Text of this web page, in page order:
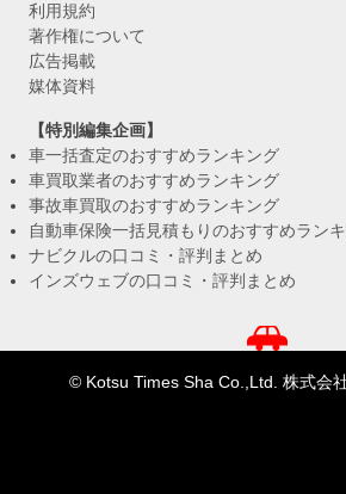
利用規約
著作権について
広告掲載
媒体資料
【特別編集企画】
車一括査定のおすすめランキング
車買取業者のおすすめランキング
事故車買取のおすすめランキング
自動車保険一括見積もりのおすすめラン
ナビクルの口コミ・評判まとめ
インズウェブの口コミ・評判まとめ
© Kotsu Times Sha Co.,Ltd. 株式会